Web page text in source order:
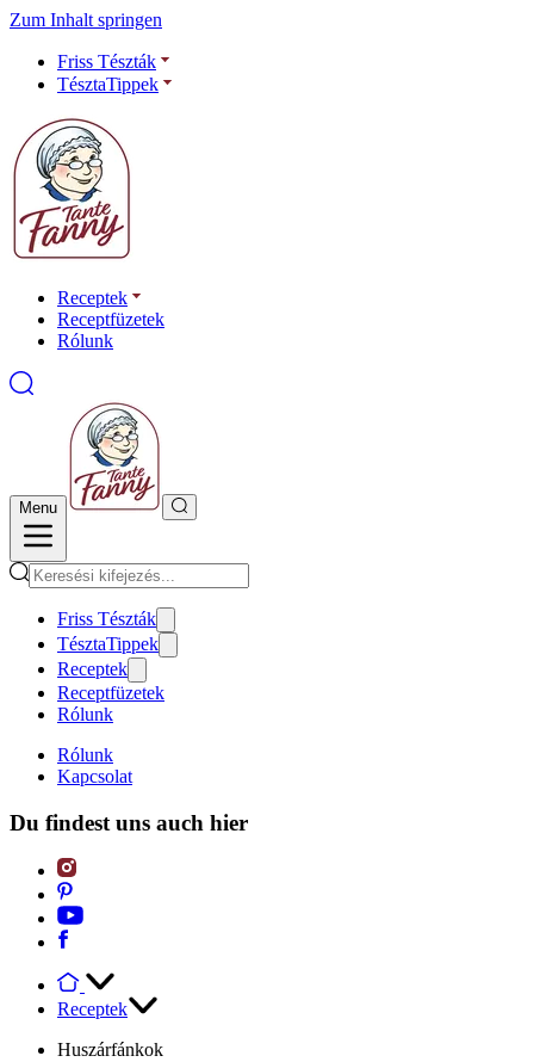
Zum Inhalt springen
Friss Tészták
TésztaTippek
Receptek
Receptfüzetek
Rólunk
Menu
Friss Tészták
TésztaTippek
Receptek
Receptfüzetek
Rólunk
Rólunk
Kapcsolat
Du findest uns auch hier
Receptek
Huszárfánkok